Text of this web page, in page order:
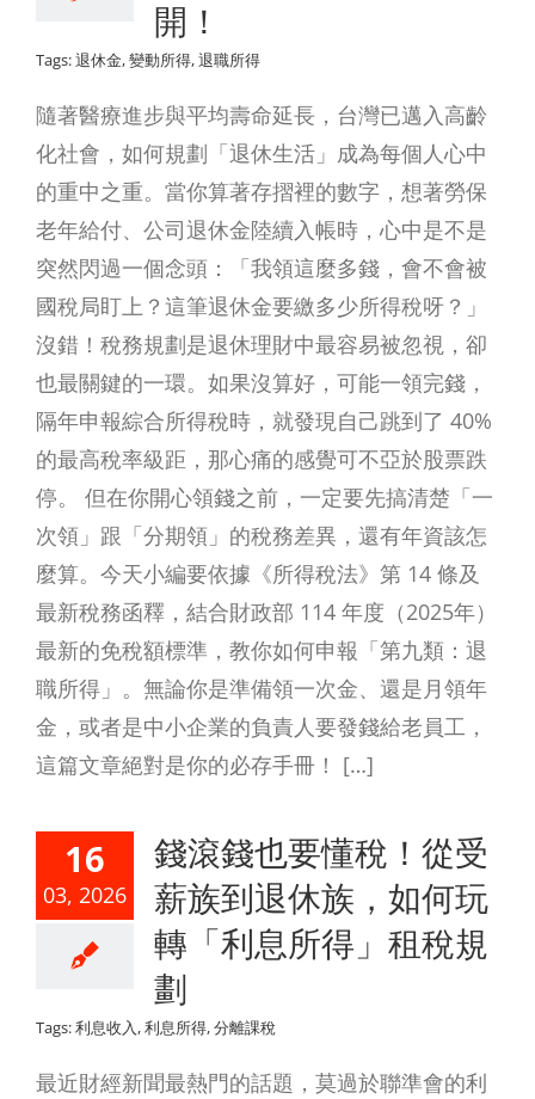
開！
Tags:退休金,變動所得,退職所得
隨著醫療進步與平均壽命延長，台灣已邁入高齡
化社會，如何規劃「退休生活」成為每個人心中
的重中之重。當你算著存摺裡的數字，想著勞保
老年給付、公司退休金陸續入帳時，心中是不是
突然閃過一個念頭：「我領這麼多錢，會不會被
國稅局盯上？這筆退休金要繳多少所得稅呀？」
沒錯！稅務規劃是退休理財中最容易被忽視，卻
也最關鍵的一環。如果沒算好，可能一領完錢，
隔年申報綜合所得稅時，就發現自己跳到了 40%
的最高稅率級距，那心痛的感覺可不亞於股票跌
停。 但在你開心領錢之前，一定要先搞清楚「一
次領」跟「分期領」的稅務差異，還有年資該怎
麼算。今天小編要依據《所得稅法》第 14 條及
最新稅務函釋，結合財政部 114 年度（2025年）
最新的免稅額標準，教你如何申報「第九類：退
職所得」。無論你是準備領一次金、還是月領年
金，或者是中小企業的負責人要發錢給老員工，
這篇文章絕對是你的必存手冊！ […]
16
03, 2026
錢滾錢也要懂稅！從受
薪族到退休族，如何玩
轉「利息所得」租稅規
劃
Tags:利息收入,利息所得,分離課稅
最近財經新聞最熱門的話題，莫過於聯準會的利